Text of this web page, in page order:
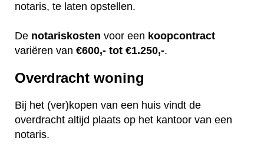
notaris, te laten opstellen.
De notariskosten voor een koopcontract
variëren van €600,- tot €1.250,-.
Overdracht woning
Bij het (ver)kopen van een huis vindt de
overdracht altijd plaats op het kantoor van een
notaris.